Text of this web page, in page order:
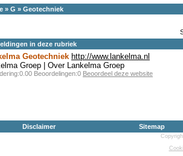
» G » Geotechniek
in deze rubriek
Geotechniek http://www.lankelma.nl
Groep | Over Lankelma Groep
Beoordelingen:0 Beoordeel deze website
Disclaimer Sitemap